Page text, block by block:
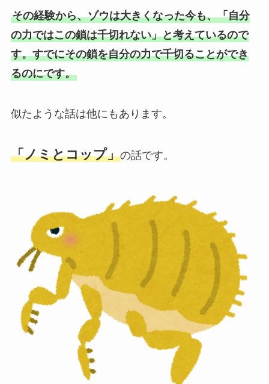
その経験から、ゾウは大きくなった今も、「自分
の力ではこの鎖は千切れない」と考えているので
す。すでにその鎖を自分の力で千切ることができ
るのにです。
似たような話は他にもあります。
「ノミとコップ」の話です。